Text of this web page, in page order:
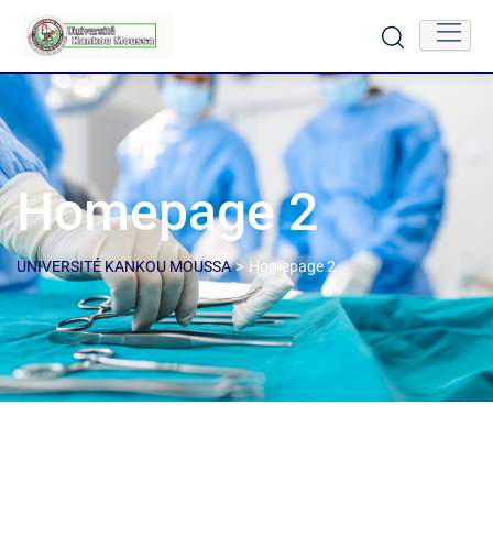
Homepage 2
UNIVERSITÉ KANKOU MOUSSA> Homepage 2